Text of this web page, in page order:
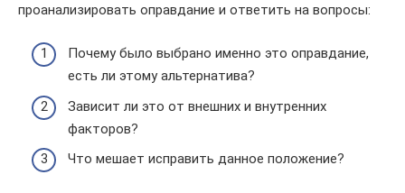
проанализировать оправдание и ответить на вопросы:
Почему было выбрано именно это оправдание,
есть ли этому альтернатива?
Зависит ли это от внешних и внутренних
факторов?
Что мешает исправить данное положение?